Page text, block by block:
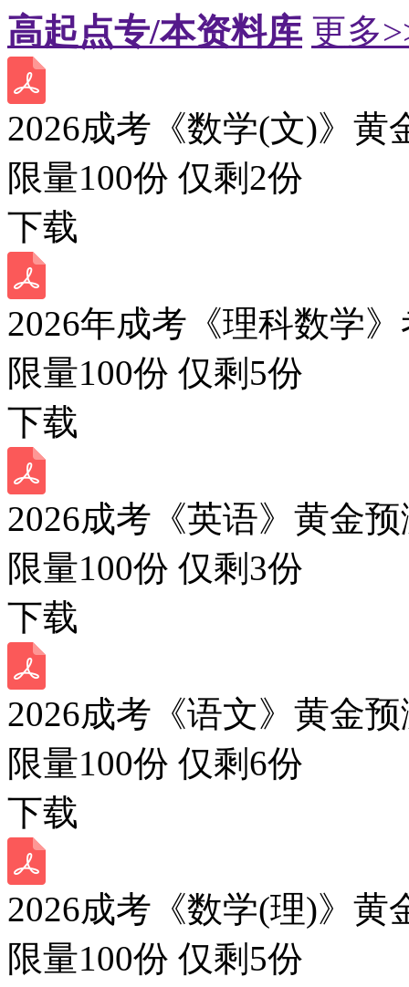
高起点专/本资料库 更多
2026成考《数学(文)》黄
限量100份 仅剩 2份
下载
2026年成考《理科数学
限量100份 仅剩 5份
下载
2026成考《英语》黄金
限量100份 仅剩 3份
下载
2026成考《语文》黄金
限量100份 仅剩 6份
下载
2026成考《数学(理)》黄
限量100份 仅剩 5份